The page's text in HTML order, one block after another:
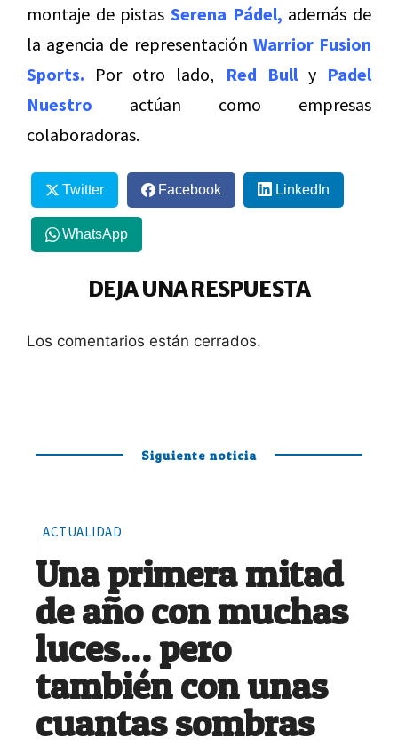
montaje de pistas Serena Pádel, además de
la agencia de representación Warrior Fusion
Sports. Por otro lado, Red Bully Padel
Nuestro actúan como empresas
colaboradoras.
Twitter Facebook LinkedIn
WhatsApp
DEJA UNA RESPUESTA
Los comentarios están cerrados.
Siguiente noticia
ACTUALIDAD
Una primera mitad
de año con muchas
luces… pero
también con unas
cuantas sombras